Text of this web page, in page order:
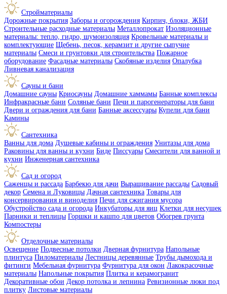
Стройматериалы
Дорожные покрытия Заборы и огорождения Кирпич, блоки, ЖБИ
Строительные расходные материалы Металлопрокат Изоляционные
материалы: тепло, гидро, шумоизоляция Кровельные материалы и
комплектующие Щебень, песок, керамзит и другие сыпучие
материалы Смеси и грунтовки для строительства Пожарное
оборудование Фасадные материалы Скобяные изделия Опалубка
Ливневая канализация
Сауны и бани
Домашние сауны Криосауны Домашние хаммамы Банные комплексы
Инфракрасные бани Соляные бани Печи и парогенераторы для бани
Двери и ограждения для бани Банные аксессуары Купели для бани
Камины
Сантехника
Ванны для дома Душевые кабины и ограждения Унитазы для дома
Раковины для ванны и кухни Биде Писсуары Смесители для ванной и
кухни Инженерная сантехника
Сад и огород
Саженцы и рассада Барбекю для дачи Выращивание рассады Садовый
декор Семена и Луковицы Дачная сантехника Товары для
консервирования и виноделия Печи для сжигания мусора
Обустройство сада и огорода Инкубаторы для яиц Клетки для несушек
Парники и теплицы Горшки и кашпо для цветов Обогрев грунта
Компостеры
Отделочные материалы
Освещение Подвесные потолки Дверная фурнитура Напольные
плинтуса Пиломатериалы Лестницы деревянные Трубы дымохода и
фитинги Мебельная фурнитура Фурнитура для окон Лакокрасочные
материалы Напольные покрытия Плитка и керамогранит
Декоративные обои Декор потолка и лепнина Ревизионные люки под
плитку Листовые материалы